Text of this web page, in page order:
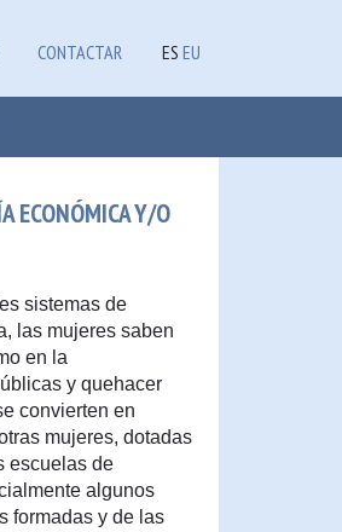
CONTACTAR ES EU
ECONÓMICA Y/O
sistemas de
las mujeres saben
en la
y quehacer
convierten en
mujeres, dotadas
escuelas de
algunos
formadas y de las